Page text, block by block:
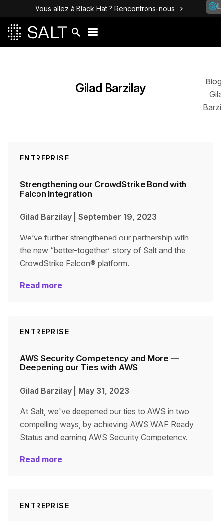
Vous allez à Black Hat ? Rencontrons-nous
Gilad Barzilay
Blog
ENTREPRISE
Strengthening our CrowdStrike Bond with
Falcon Integration
Gilad Barzilay September 19, 2023
We’ve further strengthened our partnership with
the new “better-together” story of Salt and the
CrowdStrike Falcon® platform.
Read more
ENTREPRISE
AWS Security Competency and More —
Deepening our Ties with AWS
Gilad Barzilay May 31, 2023
At Salt, we've deepened our ties to AWS in two
compelling ways, by achieving AWS WAF Ready
Status and earning AWS Security Competency.
Read more
ENTREPRISE